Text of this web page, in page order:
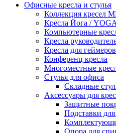
Офисные кресла и стулья
Коллекция кресел
Кресла Йога / YOGA
Компьютерные
Кресла
Кресла для геймеров
Конференц кресла
Многоместные
Стулья для офиса
Складные
Аксессуары для
Защитные
Подставки
Опора для